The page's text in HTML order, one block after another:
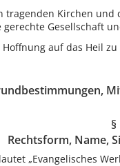
tragenden Kirchen und
Gesellschaft
auf das Heil
§
Rechtsform, Name,
„Evangelisches